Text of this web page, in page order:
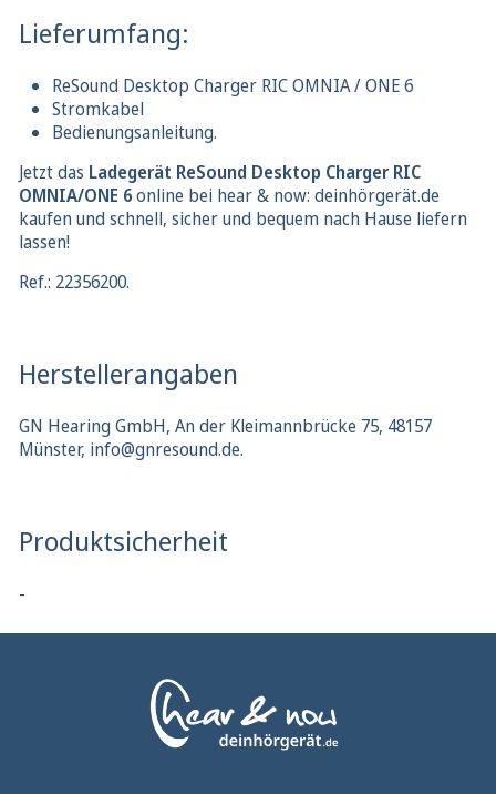
Lieferumfang:
ReSound Desktop Charger RIC OMNIA / ONE 6
Stromkabel
Bedienungsanleitung.
Jetzt das Ladegerät ReSound Desktop Charger RIC
OMNIA/ONE 6online bei hear & now: deinhörgerät.de
kaufen und schnell, sicher und bequem nach Hause liefern
lassen!
Ref.: 22356200.
Herstellerangaben
GN Hearing GmbH, An der Kleimannbrücke 75, 48157
Münster, info@gnresound.de.
Produktsicherheit
-